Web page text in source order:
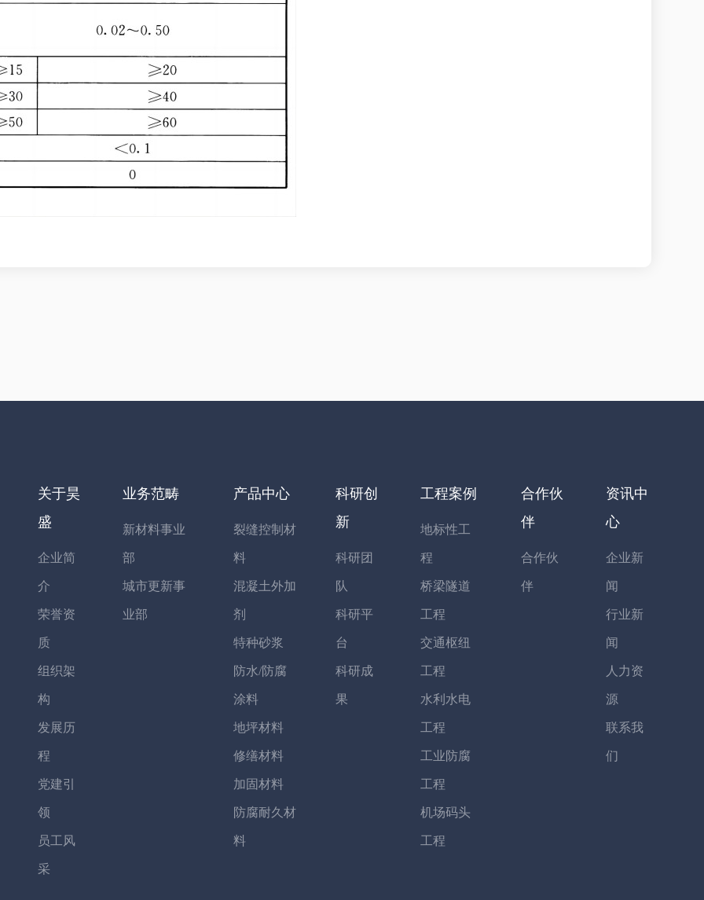
关于昊
盛
企业简
介
荣誉资
质
组织架
构
发展历
程
党建引
领
员工风
采
业务范畴
新材料事业
部
城市更新事
业部
产品中心
裂缝控制材
料
混凝土外加
剂
特种砂浆
防水/防腐
涂料
地坪材料
修缮材料
加固材料
防腐耐久材
料
科研创
新
科研团
队
科研平
台
科研成
果
工程案例
地标性工
程
桥梁隧道
工程
交通枢纽
工程
水利水电
工程
工业防腐
工程
机场码头
工程
合作伙
伴
合作伙
伴
资讯中
心
企业新
闻
行业新
闻
人力资
源
联系我
们